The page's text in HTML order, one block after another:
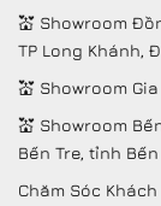
💒 Showroom
TP Long Khánh,
💒 Showroom
💒 Showroom
Bến Tre, tỉnh Bến
Chăm Sóc